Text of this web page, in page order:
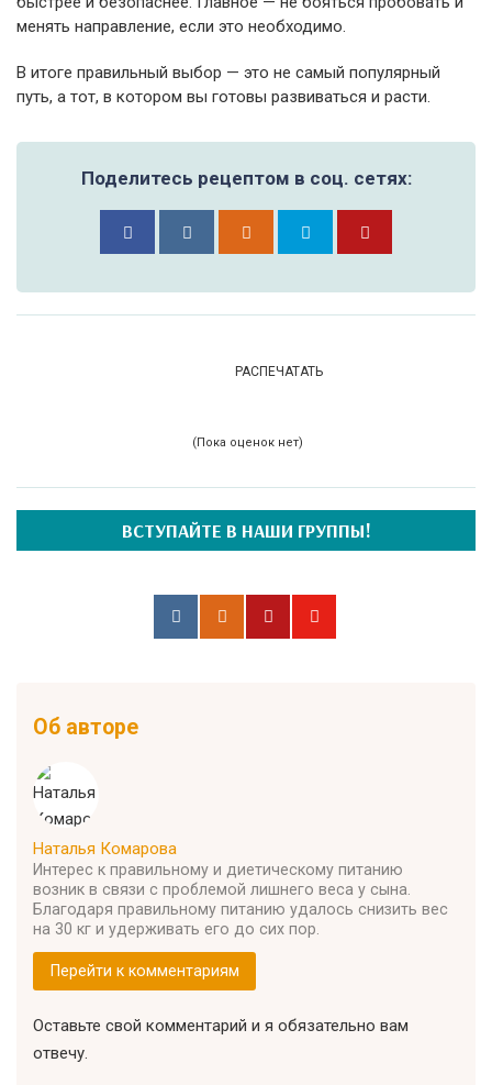
менять направление, если это необходимо.
В итоге правильный выбор — это не самый популярный
путь, а тот, в котором вы готовы развиваться и расти.
Поделитесь рецептом в соц. сетях:
РАСПЕЧАТАТЬ
(Пока оценок нет)
ВСТУПАЙТЕ В НАШИ ГРУППЫ!
Об авторе
Наталья Комарова
Интерес к правильному и диетическому питанию
возник в связи с проблемой лишнего веса у сына.
Благодаря правильному питанию удалось снизить вес
на 30 кг и удерживать его до сих пор.
Перейти к комментариям
Оставьте свой комментарий и я обязательно вам
отвечу.